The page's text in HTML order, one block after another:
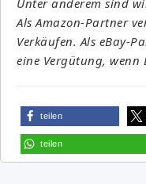
Als Amazon-Partner
Verkäufen. Als eBay-
eine Vergütung, wenn
teilen
teilen